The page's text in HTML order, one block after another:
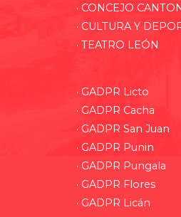
· CONCEJO
· CULTURA Y
· TEATRO LEÓN
· GADPR Licto
· GADPR Cacha
· GADPR San Juan
· GADPR Punin
· GADPR Pungala
· GADPR Flores
· GADPR Licán